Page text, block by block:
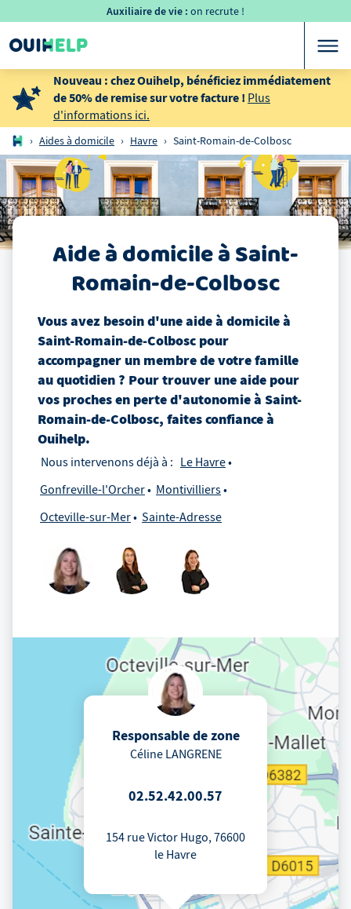
Auxiliaire de vie : on recrute !
Nouveau : chez Ouihelp, bénéficiez immédiatement
de 50% de remise sur votre facture ! Plus
d'informations ici.
› Aides à domicile › Havre › Saint-Romain-de-Colbosc
Aide à domicileàSaint-
Romain-de-Colbosc
Vous avez besoin d'une aide à domicileà
Saint-Romain-de-Colbosc pour
accompagner un membre de votre famille
au quotidien ? Pour trouver une aide pour
vos proches en perte d'autonomieà Saint-
Romain-de-Colbosc, faites confiance à
Ouihelp.
Nous intervenons déjà à : Le Havre
Gonfreville-l'Orcher
Montivilliers
Octeville-sur-Mer
Sainte-Adresse
Responsable de zone
Céline LANGRENE
02.52.42.00.57
154 rue Victor Hugo, 76600
le Havre